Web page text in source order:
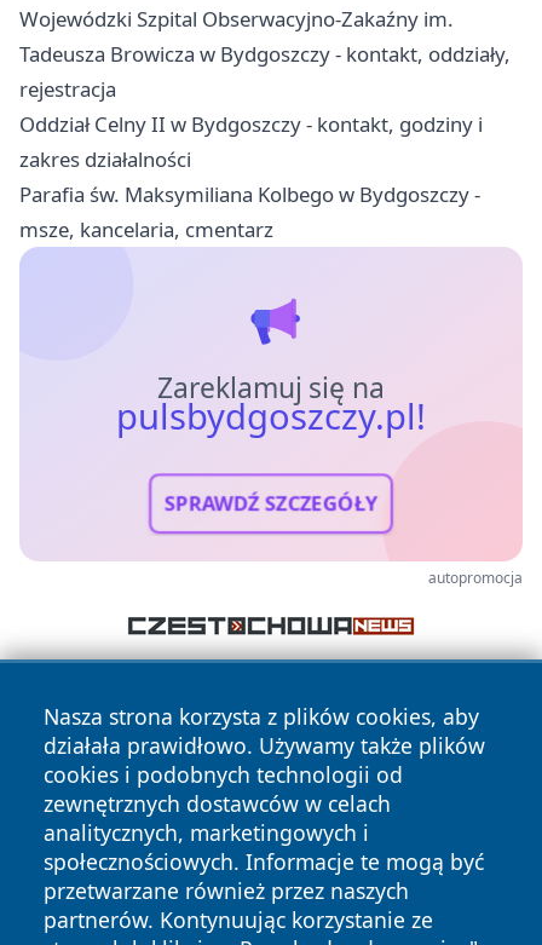
Wojewódzki Szpital Obserwacyjno-Zakaźny im.
Tadeusza Browicza w Bydgoszczy - kontakt, oddziały,
rejestracja
Oddział Celny II w Bydgoszczy - kontakt, godziny i
zakres działalności
Parafia św. Maksymiliana Kolbego w Bydgoszczy -
msze, kancelaria, cmentarz
Zareklamuj się na
pulsbydgoszczy.pl!
SPRAWDŹ SZCZEGÓŁY
autopromocja
Nasza strona korzysta z plików cookies, aby
działała prawidłowo. Używamy także plików
cookies i podobnych technologii od
zewnętrznych dostawców w celach
analitycznych, marketingowych i
społecznościowych. Informacje te mogą być
przetwarzane również przez naszych
partnerów. Kontynuując korzystanie ze
Copyright © 2026 pulsbydgoszczy.pl Wszystkie prawa
zastrzeżone.